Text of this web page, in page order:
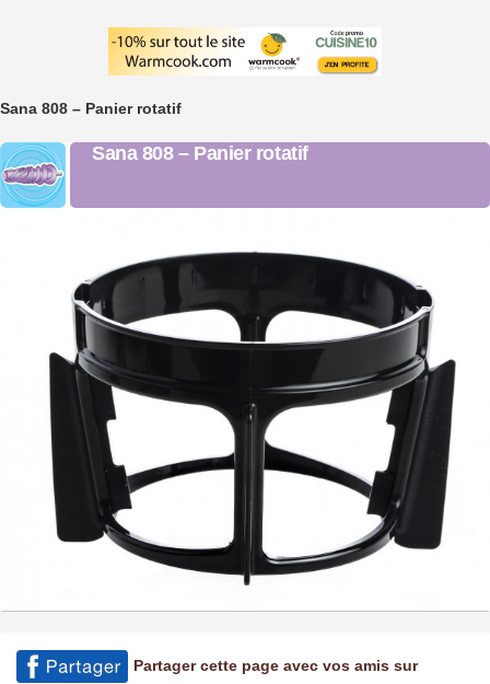
Sana 808 – Panier rotatif
Sana 808 – Panier rotatif
Partager cette page avec vos amis sur